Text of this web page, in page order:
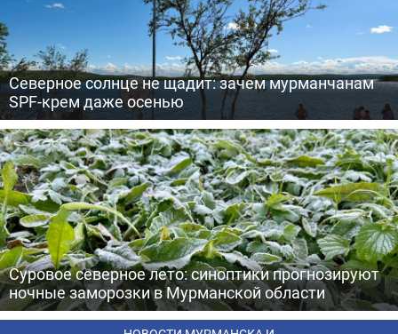
Северное солнце не щадит: зачем мурманчанам
SPF-крем даже осенью
Суровое северное лето: синоптики прогнозируют
ночные заморозки в Мурманской области